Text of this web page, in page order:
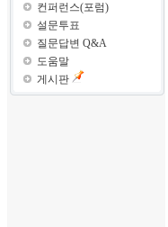
컨퍼런스(포럼)
설문투표
질문답변 Q&A
도움말
게시판